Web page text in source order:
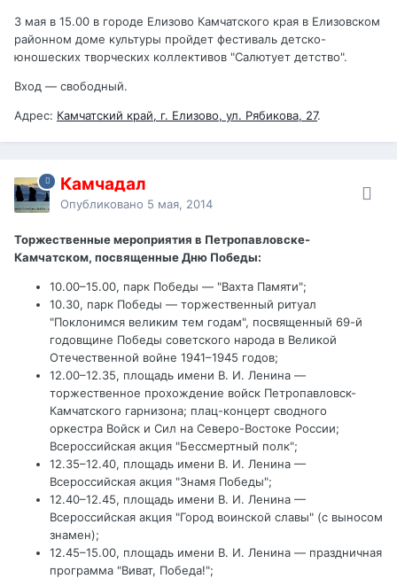
3 мая в 15.00 в городе Елизово Камчатского края в Елизовском
районном доме культуры пройдет фестиваль детско-
юношеских творческих коллективов "Салютует детство".
Вход — свободный.
Адрес: Камчатский край, г. Елизово, ул. Рябикова, 27.
Камчадал
Опубликовано 5 мая, 2014
Торжественные мероприятия в Петропавловске-
Камчатском, посвященные Дню Победы:
10.00–15.00, парк Победы — "Вахта Памяти";
10.30, парк Победы — торжественный ритуал
"Поклонимся великим тем годам", посвященный 69-й
годовщине Победы советского народа в Великой
Отечественной войне 1941–1945 годов;
12.00–12.35, площадь имени В. И. Ленина —
торжественное прохождение войск Петропавловск-
Камчатского гарнизона; плац-концерт сводного
оркестра Войск и Сил на Северо-Востоке России;
Всероссийская акция "Бессмертный полк";
12.35–12.40, площадь имени В. И. Ленина —
Всероссийская акция "Знамя Победы";
12.40–12.45, площадь имени В. И. Ленина —
Всероссийская акция "Город воинской славы" (с выносом
знамен);
12.45–15.00, площадь имени В. И. Ленина — праздничная
программа "Виват, Победа!";